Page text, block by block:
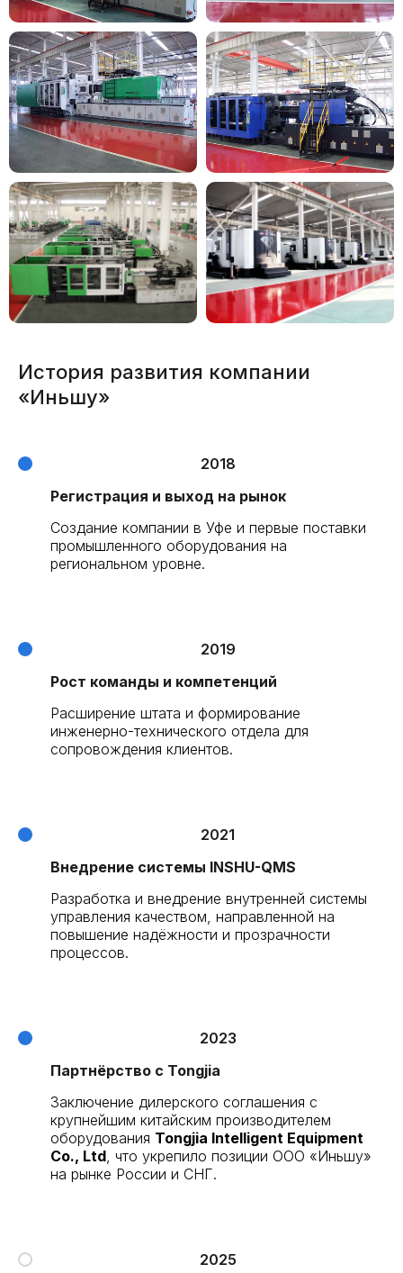
История развития компании
«Иньшу»
2018
Регистрация и выход на рынок
Создание компании в Уфе и первые поставки
промышленного оборудования на
региональном уровне.
2019
Рост команды и компетенций
Расширение штата и формирование
инженерно-технического отдела для
сопровождения клиентов.
2021
Внедрение системы INSHU-QMS
Разработка и внедрение внутренней системы
управления качеством, направленной на
повышение надёжности и прозрачности
процессов.
2023
Партнёрство с Tongjia
Заключение дилерского соглашения с
крупнейшим китайским производителем
оборудования Tongjia Intelligent Equipment
Co., Ltd , что укрепило позиции ООО «Иньшу»
на рынке России и СНГ.
2025